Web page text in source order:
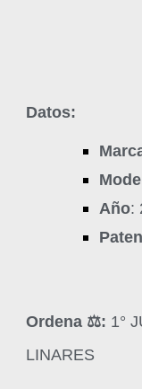
Datos:
Año:
Ordena ‍⚖️: 1°
LINARES